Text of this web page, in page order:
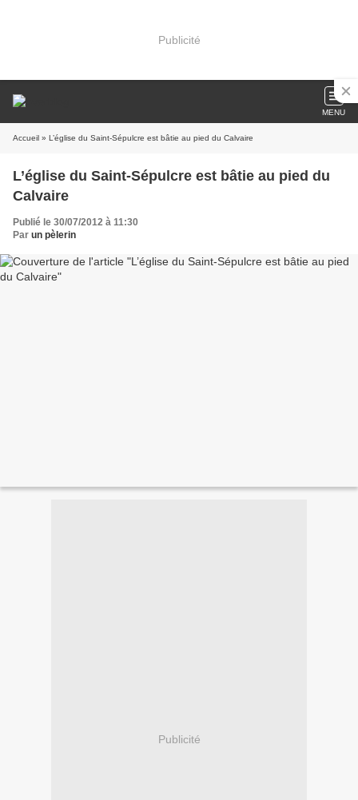
Publicité
MENU
Accueil » L’église du Saint-Sépulcre est bâtie au pied du Calvaire
L’église du Saint-Sépulcre est bâtie au pied du
Calvaire
Publié le 30/07/2012 à 11:30
Par un pèlerin
Publicité